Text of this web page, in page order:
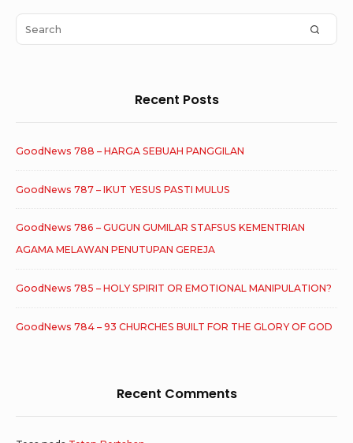
Area
Search
for:
Recent Posts
GoodNews 788 – HARGA SEBUAH PANGGILAN
GoodNews 787 – IKUT YESUS PASTI MULUS
GoodNews 786 – GUGUN GUMILAR STAFSUS KEMENTRIAN
AGAMA MELAWAN PENUTUPAN GEREJA
GoodNews 785 – HOLY SPIRIT OR EMOTIONAL MANIPULATION?
GoodNews 784 – 93 CHURCHES BUILT FOR THE GLORY OF GOD
Recent Comments